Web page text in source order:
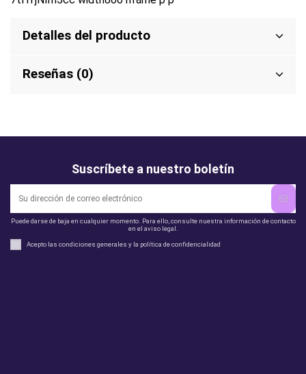
Detalles del producto
Reseñas (0)
Suscríbete a nuestro boletín
Puede darse de baja en cualquier momento. Para ello, consulte nuestra información de contacto
en el aviso legal.
Acepto las condiciones generales y la política de confidencialidad